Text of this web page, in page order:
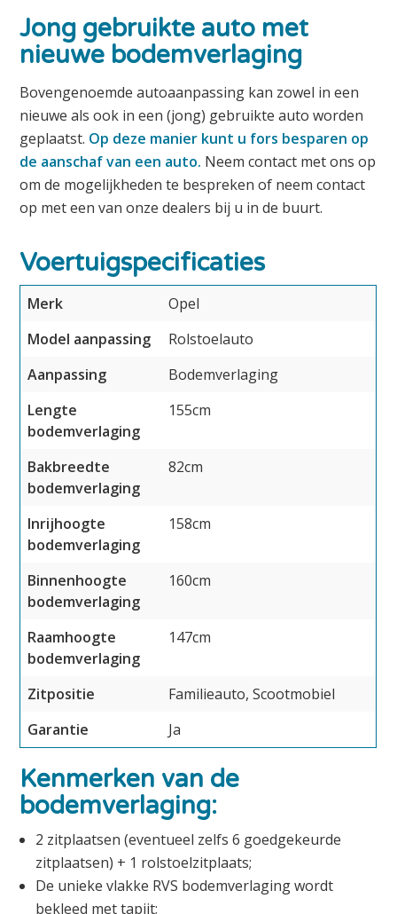
Jong gebruikte auto met
nieuwe bodemverlaging
Bovengenoemde autoaanpassing kan zowel in een
nieuwe als ook in een (jong) gebruikte auto worden
geplaatst. Op deze manier kunt u fors besparen op
de aanschaf van een auto. Neem contact met ons op
om de mogelijkheden te bespreken of neem contact
op met een van onze dealers bij u in de buurt.
Voertuigspecificaties
Merk
Opel
Model aanpassing
Rolstoelauto
Aanpassing
Bodemverlaging
Lengte
bodemverlaging
155cm
Bakbreedte
bodemverlaging
82cm
Inrijhoogte
bodemverlaging
158cm
Binnenhoogte
bodemverlaging
160cm
Raamhoogte
bodemverlaging
147cm
Zitpositie
Familieauto, Scootmobiel
Garantie
Ja
Kenmerken van de
bodemverlaging:
2 zitplaatsen (eventueel zelfs 6 goedgekeurde
zitplaatsen) + 1 rolstoelzitplaats;
De unieke vlakke RVS bodemverlaging wordt
bekleed met tapijt;